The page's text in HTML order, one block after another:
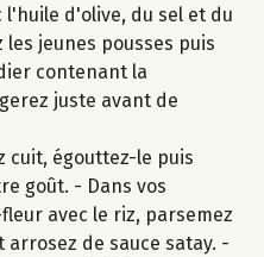
d'olive, du sel et du
jeunes pousses puis
contenant la
juste avant de
cuit, égouttez-le puis
goût. - Dans vos
avec le riz, parsemez
de sauce satay. -